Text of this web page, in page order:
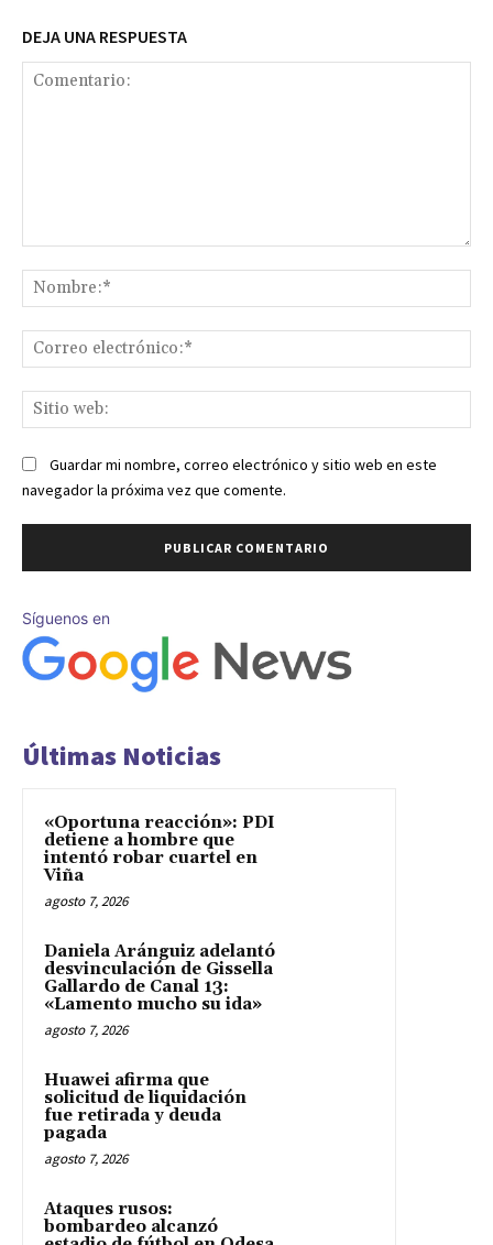
DEJA UNA RESPUESTA
Guardar mi nombre, correo electrónico y sitio web en este
navegador la próxima vez que comente.
Síguenos en
Últimas Noticias
«Oportuna reacción»: PDI
detiene a hombre que
intentó robar cuartel en
Viña
agosto 7, 2026
Daniela Aránguiz adelantó
desvinculación de Gissella
Gallardo de Canal 13:
«Lamento mucho su ida»
agosto 7, 2026
Huawei afirma que
solicitud de liquidación
fue retirada y deuda
pagada
agosto 7, 2026
Ataques rusos:
bombardeo alcanzó